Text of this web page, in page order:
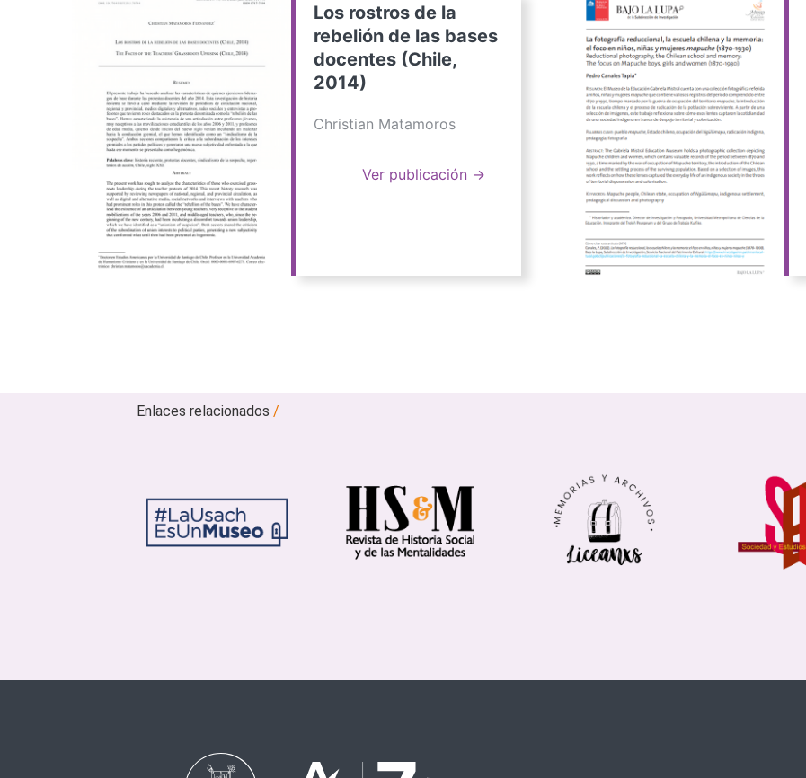
Los rostros de la
rebelión de las bases
docentes (Chile,
2014)
Christian Matamoros
Ver publicación →
Enlaces relacionados/